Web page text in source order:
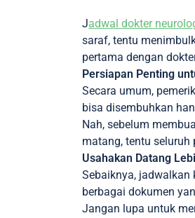
Jadwal dokter
saraf, tentu
pertama dengan
Persiapan Penting
Secara umum,
bisa disembuhkan
Nah, sebelum
matang, tentu seluruh
Usahakan Datang
Sebaiknya,
berbagai dokumen
Jangan lupa untuk